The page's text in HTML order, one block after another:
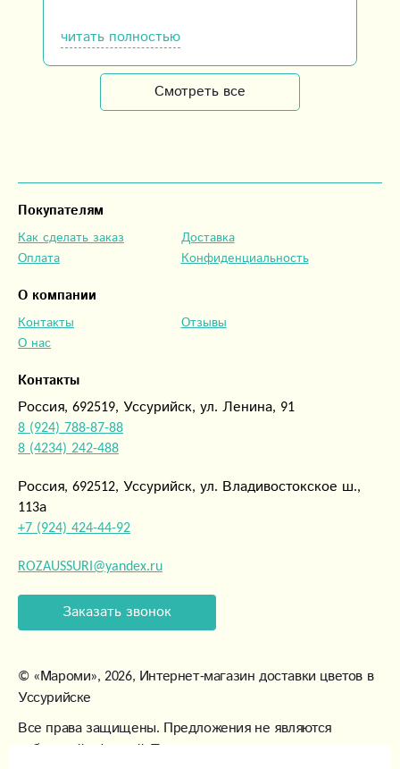
читать полностью
Смотреть все
Контакты
Россия, 692519, Уссурийск, ул. Ленина, 91
8 (924) 788-87-88
8 (4234) 242-488
Россия, 692512, Уссурийск, ул. Владивостокское ш.,
113а
+7 (924) 424-44-92
ROZAUSSURI@yandex.ru
Заказать звонок
Покупателям
Как сделать заказ
Оплата
Доставка
Конфиденциальность
О компании
Контакты
О нас
Отзывы
© «Мароми», 2026, Интернет-магазин доставки цветов в
Уссурийске
Все права защищены. Предложения не являются
публичной офертой. Товары могут незначительно